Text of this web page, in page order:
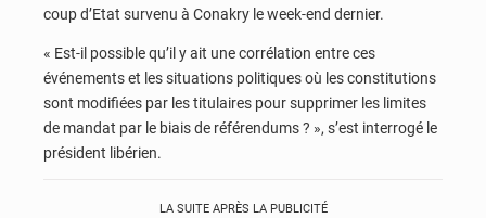
coup d’Etat survenu à Conakry le week-end dernier.
« Est-il possible qu’il y ait une corrélation entre ces
événements et les situations politiques où les constitutions
sont modifiées par les titulaires pour supprimer les limites
de mandat par le biais de référendums ? », s’est interrogé le
président libérien.
LA SUITE APRÈS LA PUBLICITÉ